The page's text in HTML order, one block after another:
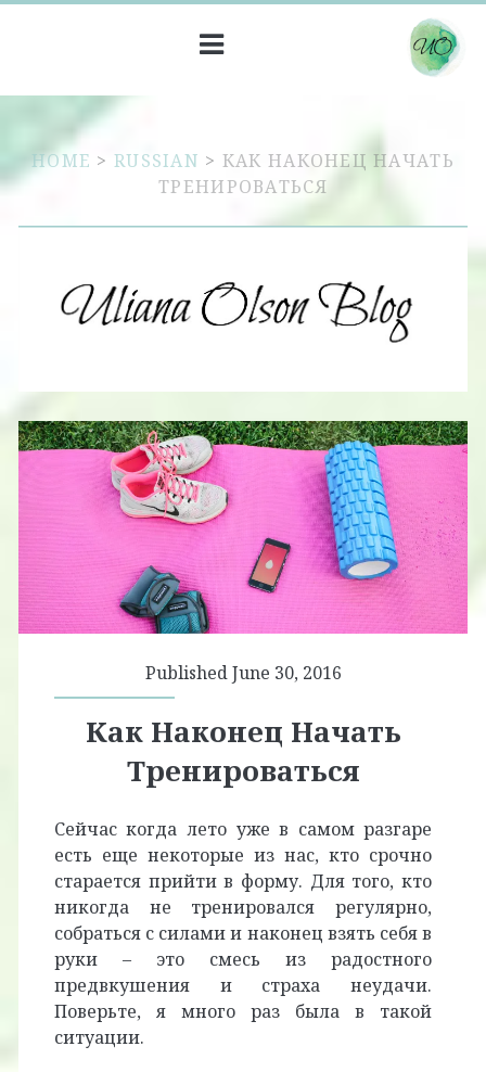
HOME >RUSSIAN > КАК НАКОНЕЦ НАЧАТЬ
ТРЕНИРОВАТЬСЯ
Published June 30, 2016
Как Наконец Начать
Тренироваться
Сейчас когда лето уже в самом разгаре
есть еще некоторые из нас, кто срочно
старается прийти в форму. Для того, кто
никогда не тренировался регулярно,
собраться с силами и наконец взять себя в
руки – это смесь из радостного
предвкушения и страха неудачи.
Поверьте, я много раз была в такой
ситуации.